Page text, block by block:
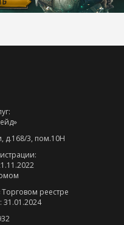
д.168/3, пом.10Н
реестре
31.01.2024